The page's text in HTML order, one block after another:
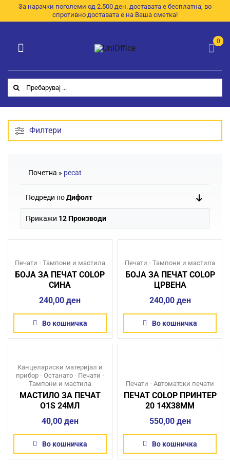
to
За нарачки поголеми од 2.500 ден. доставата е бесплатна, во
спротивно доставата е на Ваша сметка!
Search
for:
0
Toggle
Navigation
Категории
Почетна
За Нас
E-Каталог
Контакт
Филтери
Почетна » pecat
Подреди поДифолт
Прикажи 12 Производи
Печати • Тампони и мастила
БОЈА ЗА ПЕЧАТ COLOP
СИНА
240,00ден
Во кошничка
Печати • Тампони и мастила
БОЈА ЗА ПЕЧАТ COLOP
ЦРВЕНА
240,00 ден
Во кошничка
Канцелариски материјал и
прибор• Останато• Печати •
Тампони и мастила
МАСТИЛО ЗА ПЕЧАТ
O1S 24МЛ
40,00 ден
Во кошничка
Печати • Автоматски печати
ПЕЧАТ COLOP ПРИНТЕР
20 14X38MM
550,00 ден
Во кошничка